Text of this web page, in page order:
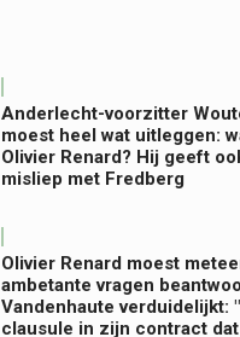
Anderlecht-voorzitter
moest heel wat uitleggen:
Olivier Renard? Hij geeft
misliep met Fredberg
Olivier Renard moest
ambetante vragen
Vandenhaute verduidelijkt:
clausule in zijn contract